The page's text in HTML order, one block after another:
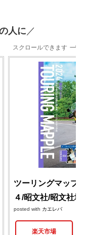
人に ／
スクロールできます
ツーリングマップ
４/昭文社/昭文社
posted with カエレバ
楽天市場